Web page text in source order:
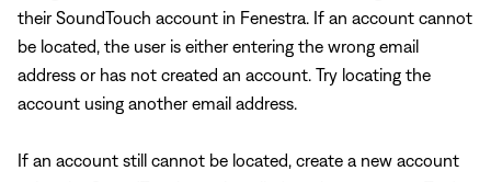
their SoundTouch account in Fenestra. If an account cannot
be located, the user is either entering the wrong email
address or has not created an account. Try locating the
account using another email address.
If an account still cannot be located, create a new account